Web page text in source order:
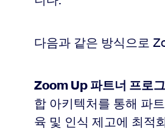
다음과 같은 방식으로
Zoom Up 파트너 프로
합 아키텍처를 통해 파
육 및 인식 제고에 최적